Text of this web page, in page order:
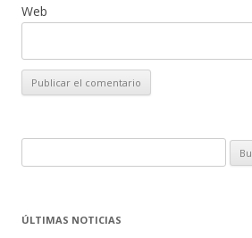
Web
u
c
ÚLTIMAS NOTICIAS